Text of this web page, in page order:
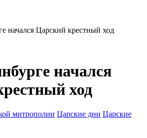
начался Царский крестный ход
начался
ход
митрополии Царские дни Царские